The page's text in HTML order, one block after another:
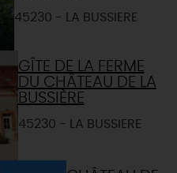
45230 - LA BUSSIERE
GÎTE DE LA FERME
DU CHÂTEAU DE LA
BUSSIÈRE
45230 - LA BUSSIERE